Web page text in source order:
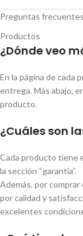
Preguntas frecuentes
Productos
¿Dónde veo
En la página de cada
entrega. Más abajo,
producto.
¿Cuáles son
Cada producto tiene
la sección “garantía”.
Además, por
por calidad y
excelentes